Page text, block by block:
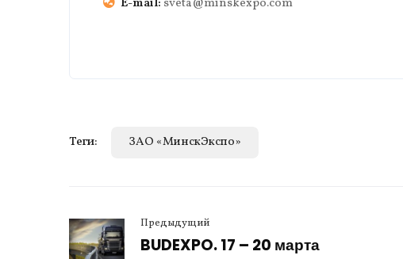
Теги: ЗАО «МинскЭкспо»
Предыдущий
BUDEXPO. 17 – 20 марта